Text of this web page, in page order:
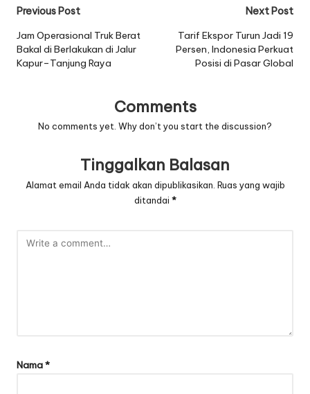
Post
navigation
Previous Post
Jam Operasional Truk Berat
Bakal di Berlakukan di Jalur
Kapur–Tanjung Raya
Next Post
Tarif Ekspor Turun Jadi 19
Persen, Indonesia Perkuat
Posisi di Pasar Global
Comments
No comments yet. Why don’t you start the discussion?
Tinggalkan Balasan
Alamat email Anda tidak akan dipublikasikan. Ruas yang wajib
ditandai *
Nama*